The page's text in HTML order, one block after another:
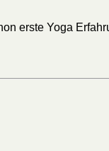
erste Yoga